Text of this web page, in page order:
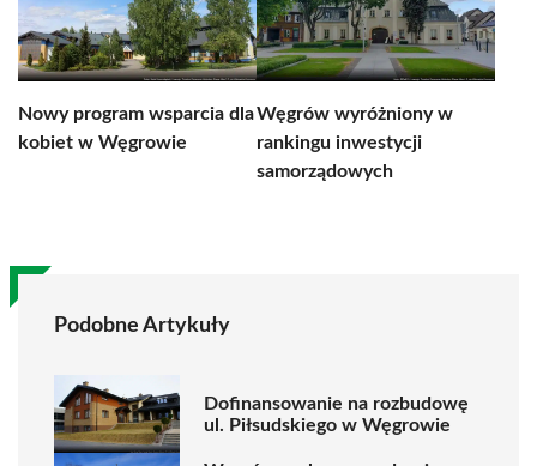
Nowy program wsparcia dla
kobiet w Węgrowie
Węgrów wyróżniony w
rankingu inwestycji
samorządowych
Podobne Artykuły
Dofinansowanie na rozbudowę
ul. Piłsudskiego w Węgrowie